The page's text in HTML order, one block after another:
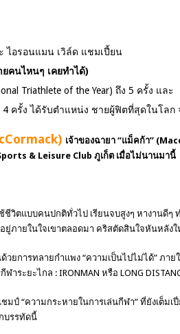
ไอรอนแมน เวิล์ด แชมเปี้ยน
ยคนไหนๆ เคยทำได้)
Triathlete of the Year) ถึง 5 ครั้ง และ
4 ครั้ง ได้รับตำแหน่ง ชายผู้ฟิตที่สุดในโลก
เจ้าของฉายา “แม็คก้า”
& Leisure Club ภูเก็ต เมื่อไม่นานมานี้
วิตแบบคนปกติทั่วไป เรียนจบสูงๆ หางานดี
ภายในใจเขาตลอดมา คริสตัดสินใจหันหลัง
การทลายกำแพง “ความเป็นไปไม่ได้” ภาย
าระยะไกล : IRONMAN หรือ LONG
“ความกระหายในการเล่นกีฬา” ที่ยังเต็มเ
บรรทัดนี้